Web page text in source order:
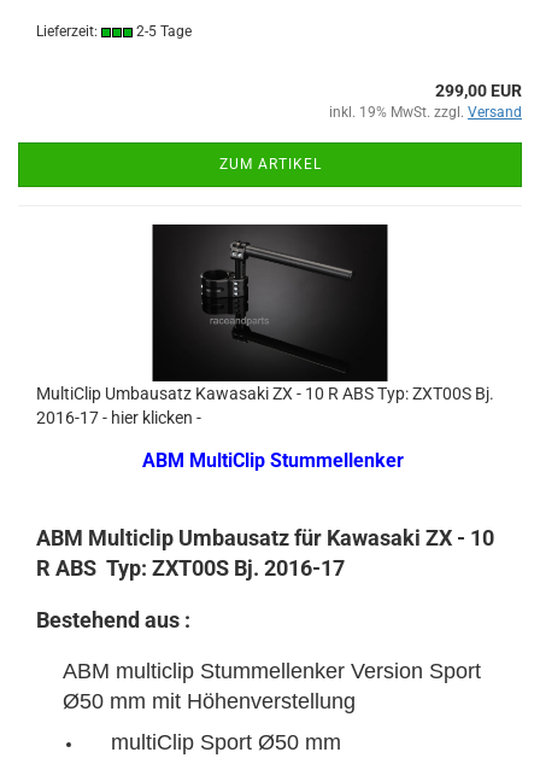
Lieferzeit: 2-5 Tage
299,00 EUR
inkl. 19% MwSt. zzgl. Versand
ZUM ARTIKEL
MultiClip Umbausatz Kawasaki ZX - 10 R ABS Typ: ZXT00S Bj.
2016-17 - hier klicken -
ABM MultiClip Stummellenker
ABM Multiclip Umbausatz für Kawasaki ZX - 10
R ABS Typ: ZXT00S Bj. 2016-17
Bestehend aus :
ABM multiclip Stummellenker Version Sport
Ø50 mm mit Höhenverstellung
multiClip Sport Ø50 mm